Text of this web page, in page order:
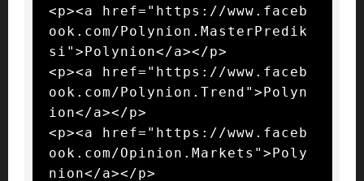
<p><a href="https://www.faceb
ook.com/Polynion.MasterPredik
si">Polynion</a></p>
<p><a href="https://www.faceb
ook.com/Polynion.Trend">Polyn
ion</a></p>
<p><a href="https://www.faceb
ook.com/Opinion.Markets">Poly
nion</a></p>